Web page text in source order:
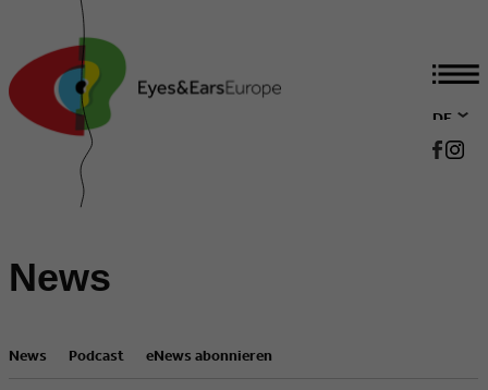
DE
EN
News
News Podcast eNews abonnieren